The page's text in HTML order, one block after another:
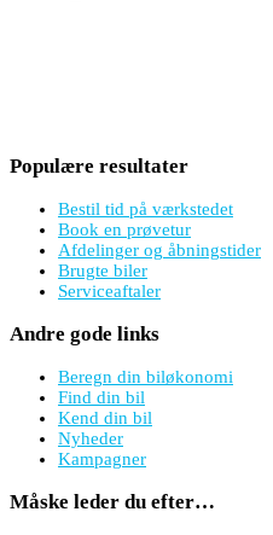
Populære resultater
Bestil tid på værkstedet
Book en prøvetur
Afdelinger og åbningstider
Brugte biler
Serviceaftaler
Andre gode links
Beregn din biløkonomi
Find din bil
Kend din bil
Nyheder
Kampagner
Måske leder du efter…